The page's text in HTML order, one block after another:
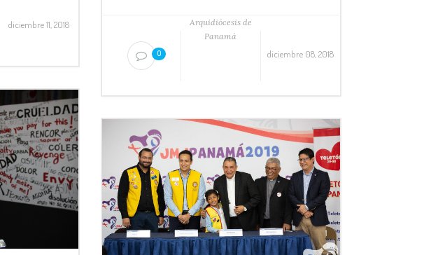
diciembre 11, 2018
0
Arquidiócesis de
Panamá
diciembre 08, 2018